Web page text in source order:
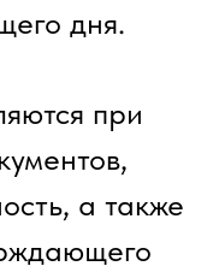
дня.
при
а также